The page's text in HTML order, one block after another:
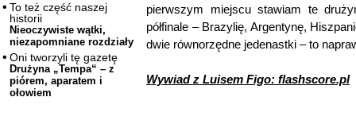
To też część naszej
historii
Nieoczywiste wątki,
niezapomniane rozdziały
Oni tworzyli tę gazetę
Drużyna „Tempa“ – z
piórem, aparatem i
ołowiem
pierwszym miejscu stawiam te
półfinale – Brazylię, Argentynę,
dwie równorzędne jedenastki – to
Wywiad z Luisem Figo: flashscore.pl